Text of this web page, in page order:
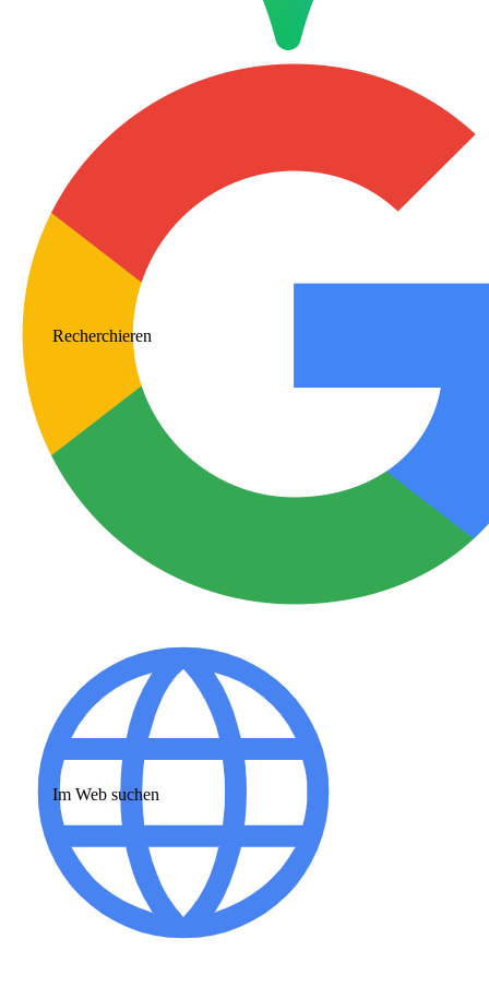
Recherchieren
Im Web suchen